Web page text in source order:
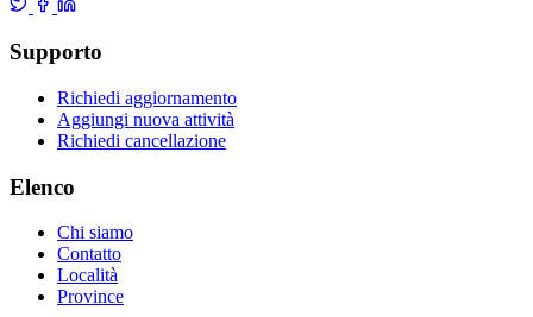
Supporto
Richiedi aggiornamento
Aggiungi nuova attività
Richiedi cancellazione
Elenco
Chi siamo
Contatto
Località
Province